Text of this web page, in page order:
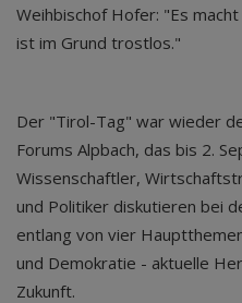
Weihbischof Hofer: "Es
ist im Grund trostlos."
Der "Tirol-Tag" war wieder
Forums Alpbach, das bis 2.
Wissenschaftler,
und Politiker diskutieren bei
entlang von vier
und Demokratie - aktuelle
Zukunft.